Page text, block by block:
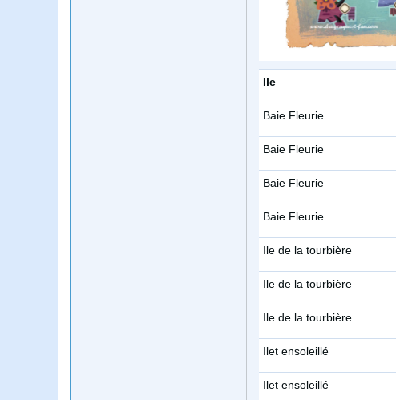
Ile
Baie Fleurie
Baie Fleurie
Baie Fleurie
Baie Fleurie
Ile de la tourbière
Ile de la tourbière
Ile de la tourbière
Ilet ensoleillé
Ilet ensoleillé